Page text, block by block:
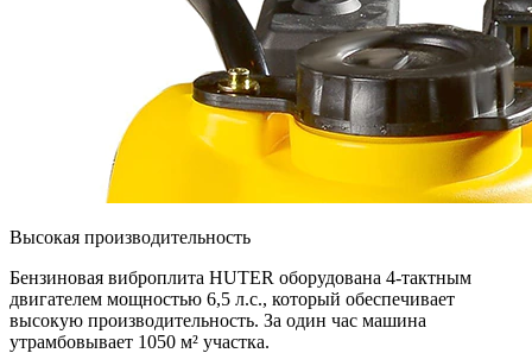
Высокая производительность
Бензиновая виброплита HUTER оборудована 4-тактным
двигателем мощностью 6,5 л.с., который обеспечивает
высокую производительность. За один час машина
утрамбовывает 1050 м² участка.